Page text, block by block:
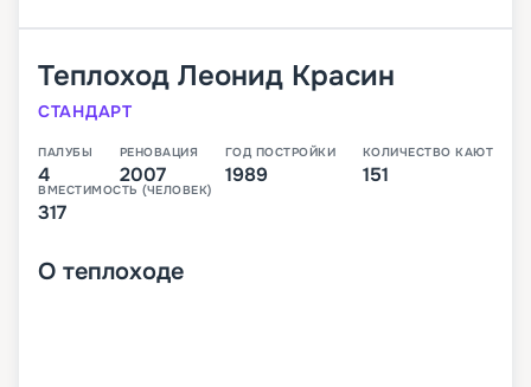
Теплоход Леонид Красин
СТАНДАРТ
ПАЛУБЫ
4
РЕНОВАЦИЯ
2007
ГОД ПОСТРОЙКИ
1989
КОЛИЧЕСТВО КАЮТ
151
ВМЕСТИМОСТЬ (ЧЕЛОВЕК)
317
О теплоходе